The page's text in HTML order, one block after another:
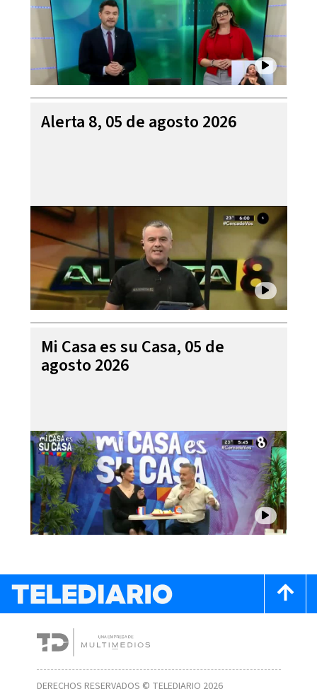
Alerta 8, 05 de agosto 2026
Mi Casa es su Casa, 05 de
agosto 2026
DERECHOS RESERVADOS © TELEDIARIO 2026